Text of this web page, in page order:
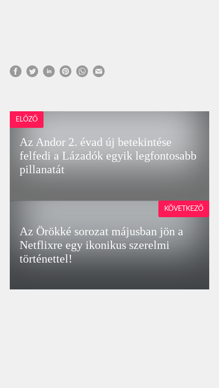
ELŐZŐ
Az Andor 2. évad új betekintése
felfedi a Lázadók egyik legfontosabb
pillanatát
Az Örökké sorozat májusban jön a
Netflixre egy ikonikus szerelmi
történettel!
KÖVETKEZŐ